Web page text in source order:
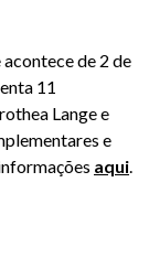
de 2 de
11
Lange e
e
aqui